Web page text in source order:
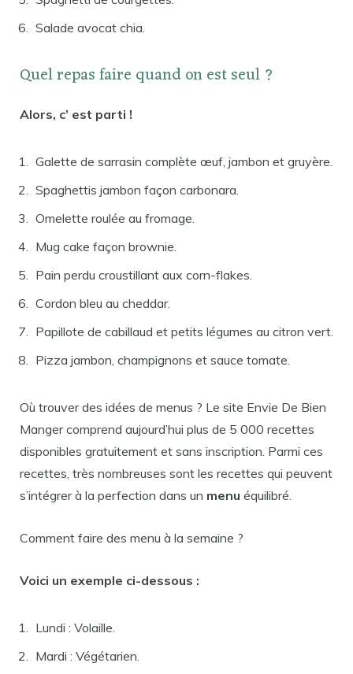
Salade avocat chia.
Quel repas faire quand on est seul ?
Alors, c’ est parti !
Galette de sarrasin complète œuf, jambon et gruyère.
Spaghettis jambon façon carbonara.
Omelette roulée au fromage.
Mug cake façon brownie.
Pain perdu croustillant aux corn-flakes.
Cordon bleu au cheddar.
Papillote de cabillaud et petits légumes au citron vert.
Pizza jambon, champignons et sauce tomate.
Où trouver des idées de menus ? Le site Envie De Bien
Manger comprend aujourd’hui plus de 5 000 recettes
disponibles gratuitement et sans inscription. Parmi ces
recettes, très nombreuses sont les recettes qui peuvent
s’intégrer à la perfection dans un menu équilibré.
Comment faire des menu à la semaine ?
Voici un exemple ci-dessous :
Lundi : Volaille.
Mardi : Végétarien.